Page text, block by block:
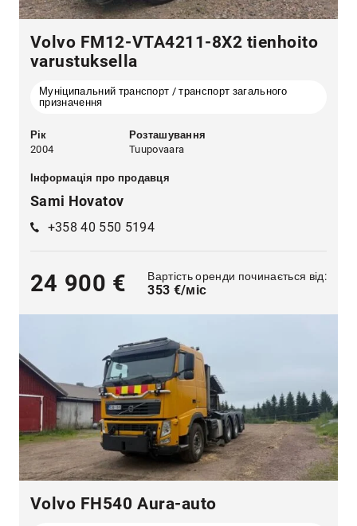
Volvo FM12-VTA4211-8X2 tienhoito
varustuksella
Муніципальний транспорт / транспорт загального
призначення
Рік
2004
Розташування
Tuupovaara
Інформація про продавця
Sami Hovatov
+358 40 550 5194
24 900 € Вартість оренди починається від:
353 €/міс
Volvo FH540 Aura-auto